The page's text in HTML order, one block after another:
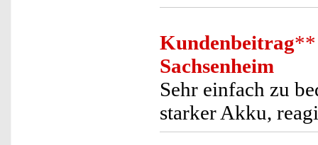
Kundenbeitrag**
Sachsenheim
Sehr einfach zu
starker Akku,